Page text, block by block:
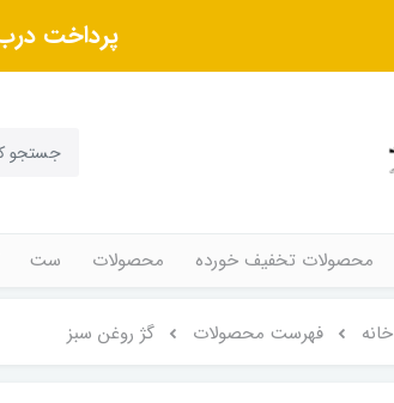
پرداخت درب
محصولات تخفیف خورده محصولات ست
خانه فهرست محصولات گژ روغن سبز